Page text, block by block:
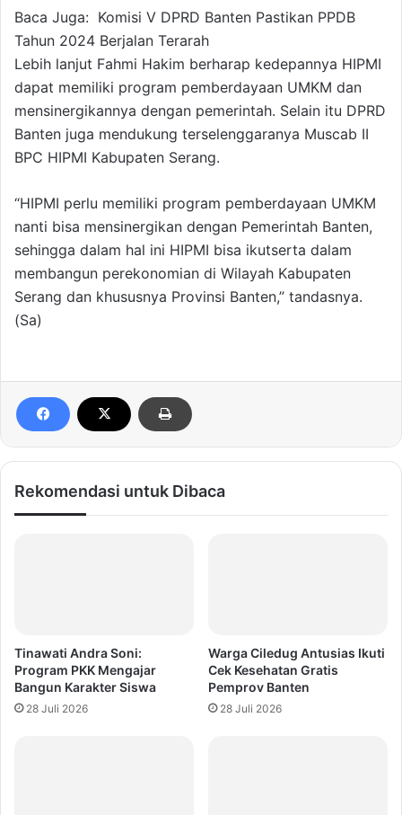
Baca Juga: Komisi V DPRD Banten Pastikan PPDB
Tahun 2024 Berjalan Terarah
Lebih lanjut Fahmi Hakim berharap kedepannya HIPMI
dapat memiliki program pemberdayaan UMKM dan
mensinergikannya dengan pemerintah. Selain itu DPRD
Banten juga mendukung terselenggaranya Muscab II
BPC HIPMI Kabupaten Serang.
“HIPMI perlu memiliki program pemberdayaan UMKM
nanti bisa mensinergikan dengan Pemerintah Banten,
sehingga dalam hal ini HIPMI bisa ikutserta dalam
membangun perekonomian di Wilayah Kabupaten
Serang dan khususnya Provinsi Banten,” tandasnya.
(Sa)
Rekomendasi untuk Dibaca
Tinawati Andra Soni:
Program PKK Mengajar
Bangun Karakter Siswa
28 Juli 2026
Warga Ciledug Antusias Ikuti
Cek Kesehatan Gratis
Pemprov Banten
28 Juli 2026